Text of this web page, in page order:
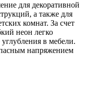
для декоративной
а также для
комнат. За счет
неон легко
в мебели.
напряжением